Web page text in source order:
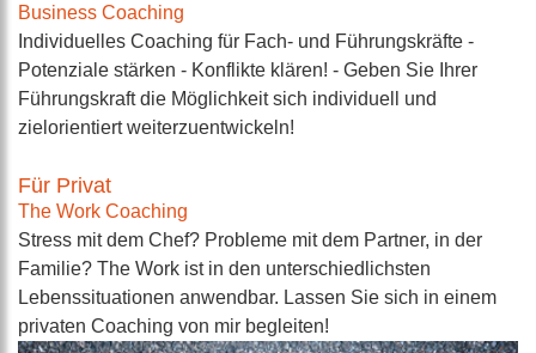
Business Coaching
Individuelles Coaching für Fach- und Führungskräfte -
Potenziale stärken - Konflikte klären! - Geben Sie Ihrer
Führungskraft die Möglichkeit sich individuell und
zielorientiert weiterzuentwickeln!
Für Privat
The Work Coaching
Stress mit dem Chef? Probleme mit dem Partner, in der
Familie? The Work ist in den unterschiedlichsten
Lebenssituationen anwendbar. Lassen Sie sich in einem
privaten Coaching von mir begleiten!